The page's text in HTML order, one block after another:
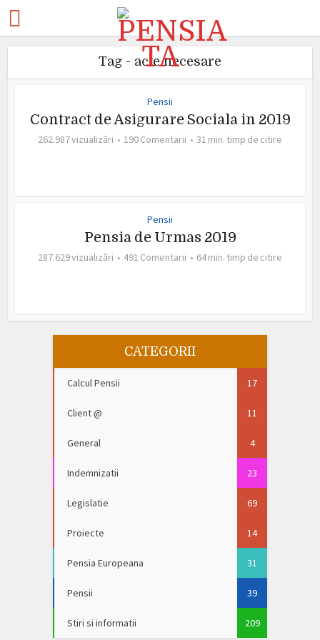
Tag - acte necesare
Pensii
Contract de Asigurare Sociala in 2019
262.987 vizualizări 190 Comentarii 31 min. timp de citire
Pensii
Pensia de Urmas 2019
287.629 vizualizări 491 Comentarii 64 min. timp de citire
CATEGORII
Calcul Pensii 17
Client @ 11
General 4
Indemnizatii 23
Legislatie 69
Proiecte 14
Pensia Europeana 31
Pensii 39
Stiri si informatii 209